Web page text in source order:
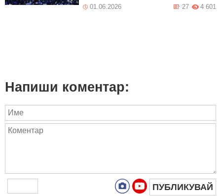
01.06.2026 4 601
27
Напиши коментар:
ПУБЛИКУВАЙ